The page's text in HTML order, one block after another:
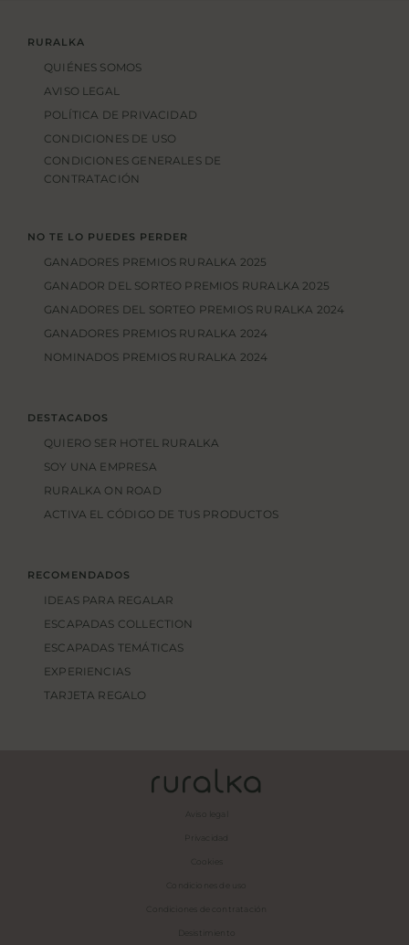
RURALKA
QUIÉNES SOMOS
AVISO LEGAL
POLÍTICA DE PRIVACIDAD
CONDICIONES DE USO
CONDICIONES GENERALES DE
CONTRATACIÓN
NO TE LO PUEDES PERDER
GANADORES PREMIOS RURALKA 2025
GANADOR DEL SORTEO PREMIOS RURALKA 2025
GANADORES DEL SORTEO PREMIOS RURALKA 2024
GANADORES PREMIOS RURALKA 2024
NOMINADOS PREMIOS RURALKA 2024
DESTACADOS
QUIERO SER HOTEL RURALKA
SOY UNA EMPRESA
RURALKA ON ROAD
ACTIVA EL CÓDIGO DE TUS PRODUCTOS
RECOMENDADOS
IDEAS PARA REGALAR
ESCAPADAS COLLECTION
ESCAPADAS TEMÁTICAS
EXPERIENCIAS
TARJETA REGALO
Aviso legal
Privacidad
Cookies
Condiciones de uso
Condiciones de contratación
Desistimiento